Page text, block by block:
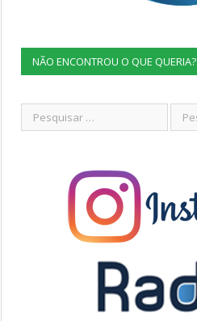
NÃO ENCONTROU O QUE QUERIA?